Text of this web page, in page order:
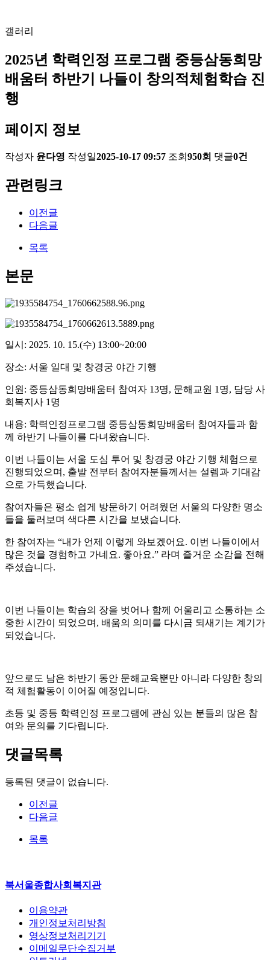
갤러리
2025년 학력인정 프로그램 중등삼동희망
배움터 하반기 나들이 창의적체험학습 진
행
페이지 정보
작성자 윤다영 작성일2025-10-17 09:57 조회 950회 댓글0건
관련링크
이전글
다음글
목록
본문
일시: 2025. 10. 15.(수) 13:00~20:00
장소: 서울 일대 및 창경궁 야간 기행
인원: 중등삼동희망배움터 참여자 13명, 문해교원 1명, 담당 사
회복지사 1명
내용: 학력인정프로그램 중등삼동희망배움터 참여자들과 함
께 하반기 나들이를 다녀왔습니다.
이번 나들이는 서울 도심 투어 및 창경궁 야간 기행 체험으로
진행되었으며, 출발 전부터 참여자분들께서는 설렘과 기대감
으로 가득했습니다.
참여자들은 평소 쉽게 방문하기 어려웠던 서울의 다양한 명소
들을 둘러보며 색다른 시간을 보냈습니다.
한 참여자는 “내가 언제 이렇게 와보겠어요. 이번 나들이에서
많은 것을 경험하고 가네요. 좋아요.” 라며 즐거운 소감을 전해
주셨습니다.
이번 나들이는 학습의 장을 벗어나 함께 어울리고 소통하는 소
중한 시간이 되었으며, 배움의 의미를 다시금 되새기는 계기가
되었습니다.
앞으로도 남은 하반기 동안 문해교육뿐만 아니라 다양한 창의
적 체험활동이 이어질 예정입니다.
초등 및 중등 학력인정 프로그램에 관심 있는 분들의 많은 참
여와 문의를 기다립니다.
댓글목록
등록된 댓글이 없습니다.
이전글
다음글
목록
북서울종합사회복지관
이용약관
개인정보처리방침
영상정보처리기기
이메일무단수집거부